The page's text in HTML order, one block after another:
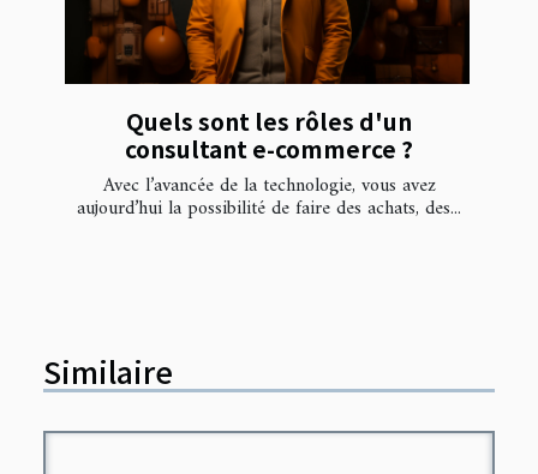
Quels sont les rôles d'un
consultant e-commerce ?
Avec l’avancée de la technologie, vous avez
aujourd’hui la possibilité de faire des achats, des...
Similaire